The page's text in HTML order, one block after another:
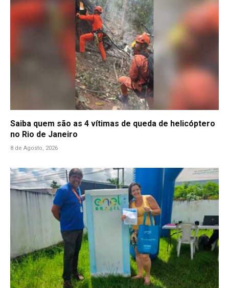
Saiba quem são as 4 vítimas de queda de helicóptero
no Rio de Janeiro
8 de Agosto, 2026